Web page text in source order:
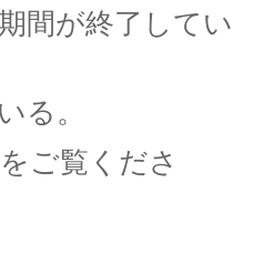
間が終了してい
る。
をご覧くださ